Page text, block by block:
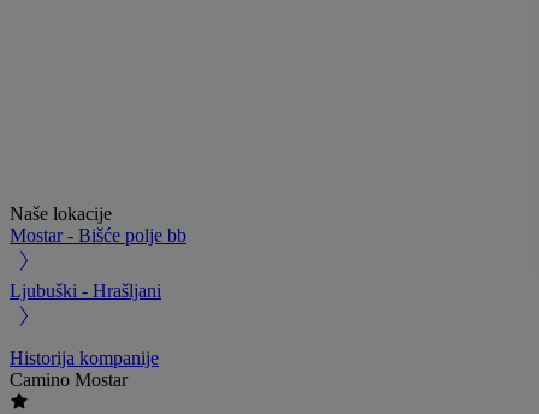
Naše lokacije
Mostar - Bišće polje bb
Ljubuški - Hrašljani
Historija kompanije
Camino Mostar